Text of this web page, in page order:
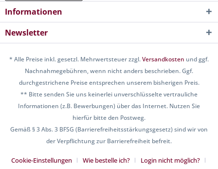
Informationen
Newsletter
* Alle Preise inkl. gesetzl. Mehrwertsteuer zzgl.Versandkosten und ggf.
Nachnahmegebühren, wenn nicht anders beschrieben. Ggf.
durchgestrichene Preise entsprechen unserem bisherigen Preis.
** Bitte senden Sie uns keinerlei unverschlüsselte vertrauliche
Informationen (z.B. Bewerbungen) über das Internet. Nutzen Sie
hierfür bitte den Postweg.
Gemäß § 3 Abs. 3 BFSG (Barrierefreiheitsstärkungsgesetz) sind wir von
der Verpflichtung zur Barrierefreiheit befreit.
Cookie-Einstellungen Wie bestelle ich? Login nicht möglich?